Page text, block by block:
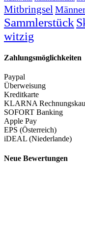
Mitbringsel
Sammlerstück
witzig
Zahlungsmöglichkeiten
Paypal
Überweisung
Kreditkarte
KLARNA
SOFORT Banking
Apple Pay
EPS (Österreich)
iDEAL (Niederlande)
Neue Bewertungen